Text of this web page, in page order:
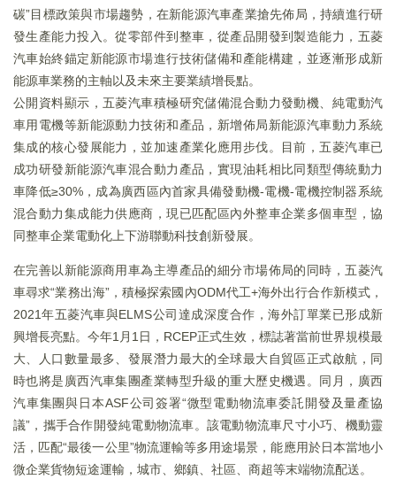
碳”目標政策與市場趨勢，在新能源汽車產業搶先佈局，持續進行研
發生產能力投入。從零部件到整車，從產品開發到製造能力，五菱
汽車始終錨定新能源市場進行技術儲備和產能構建，並逐漸形成新
能源車業務的主軸以及未來主要業績增長點。
公開資料顯示，五菱汽車積極研究儲備混合動力發動機、純電動汽
車用電機等新能源動力技術和產品，新增佈局新能源汽車動力系統
集成的核心發展能力，並加速產業化應用步伐。目前，五菱汽車已
成功研發新能源汽車混合動力產品，實現油耗相比同類型傳統動力
車降低≥30%，成為廣西區內首家具備發動機-電機-電機控制器系統
混合動力集成能力供應商，現已匹配區內外整車企業多個車型，協
同整車企業電動化上下游聯動科技創新發展。
在完善以新能源商用車為主導產品的細分市場佈局的同時，五菱汽
車尋求“業務出海”，積極探索國內ODM代工+海外出行合作新模式，
2021年五菱汽車與ELMS公司達成深度合作，海外訂單業已形成新
興增長亮點。今年1月1日，RCEP正式生效，標誌著當前世界規模最
大、人口數量最多、發展潛力最大的全球最大自貿區正式啟航，同
時也將是廣西汽車集團產業轉型升級的重大歷史機遇。同月，廣西
汽車集團與日本ASF公司簽署“微型電動物流車委託開發及量產協
議”，攜手合作開發純電動物流車。該電動物流車尺寸小巧、機動靈
活，匹配“最後一公里”物流運輸等多用途場景，能應用於日本當地小
微企業貨物短途運輸，城市、鄉鎮、社區、商超等末端物流配送。